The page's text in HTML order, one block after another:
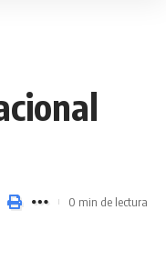
0 min de lectura